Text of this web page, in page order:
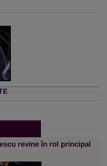
revine în rol principal